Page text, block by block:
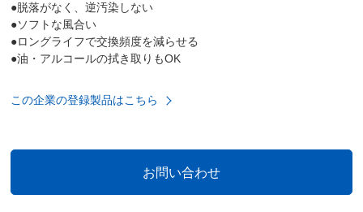
●脱落がなく、逆汚染しない
●ソフトな風合い
●ロングライフで交換頻度を減らせる
●油・アルコールの拭き取りもOK
この企業の登録製品はこちら